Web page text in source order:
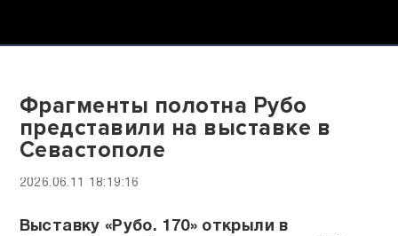
Фрагменты полотна Рубо
представили на выставке в
Севастополе
2026.06.11 18:19:16
Выставку «Рубо. 170» открыли в